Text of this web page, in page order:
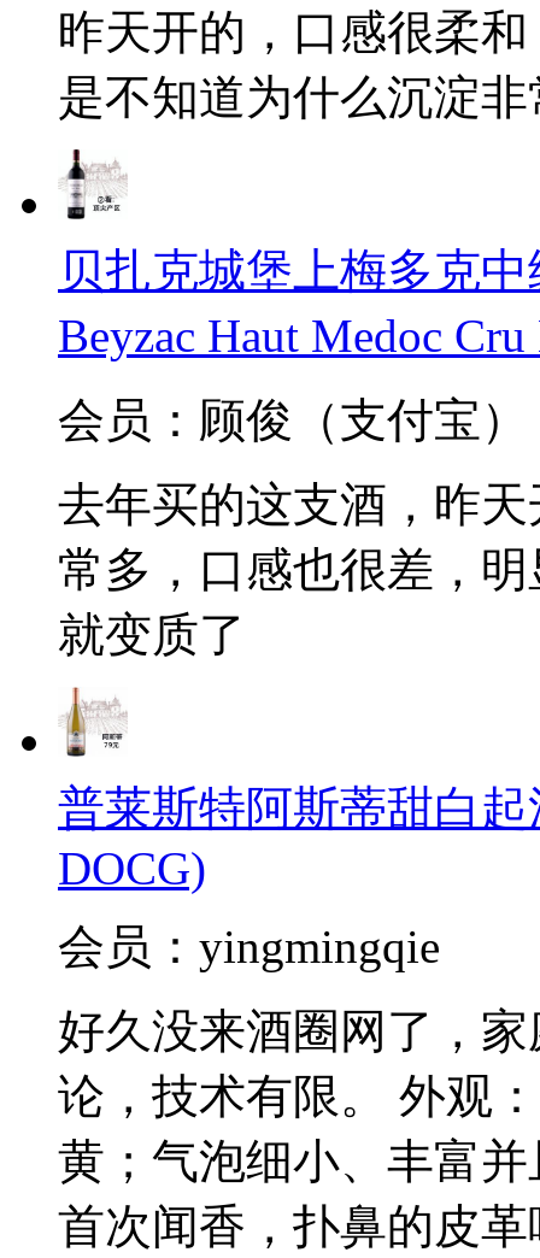
昨天开的，口感很柔
是不知道为什么沉淀非
贝扎克城堡上梅多克
Beyzac Haut Medoc
会员：顾俊（支付宝）
去年买的这支酒，昨
常多，口感也很差，
就变质了
普莱斯特阿斯蒂甜白起
DOCG)
会员：yingmingqie
好久没来酒圈网了，
论，技术有限。 外观
黄；气泡细小、丰富
首次闻香，扑鼻的皮